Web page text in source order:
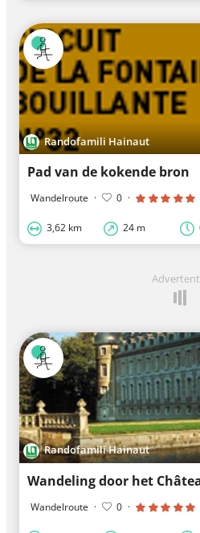
Randofamili Hainaut
Pad van de kokende bron
Wandelroute · 0 ·
3,62 km 24 m
Randofamili Hainaut
Wandeling door het
Wandelroute · 0 ·